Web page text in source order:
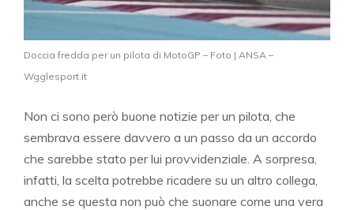
Doccia fredda per un pilota di MotoGP – Foto | ANSA –
Wgglesport.it
Non ci sono però buone notizie per un pilota, che
sembrava essere davvero a un passo da un accordo
che sarebbe stato per lui provvidenziale. A sorpresa,
infatti, la scelta potrebbe ricadere su un altro collega,
anche se questa non può che suonare come una vera